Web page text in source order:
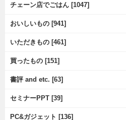
チェーン店でごはん [1047]
おいしいもの [941]
いただきもの [461]
買ったもの [151]
書評 and etc. [63]
セミナーPPT [39]
PC&ガジェット [136]